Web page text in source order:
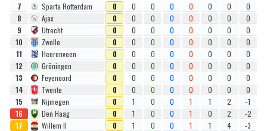
7
Sparta Rotterdam 0 0 0 0 0 0 0
0
8
Ajax 0 0 0 0 0 0 0
0
9
Utrecht 0 0 0 0 0 0 0
0
10
Zwolle 0 0 0 0 0 0 0
0
11
Heerenveen 0 0 0 0 0 0 0
0
12
Gröningen 0 0 0 0 0 0 0
0
13
Feyenoord 0 0 0 0 0 0 0
0
14
Twente 0 0 0 0 0 0 0
0
15
Nijmegen 0 1 0 0 1 1 2
-1
16
Den Haag 0 1 0 0 1 0 2
-2
17
Willem II 0 1 0 0 1 1 4
-3